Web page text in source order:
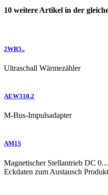
10 weitere Artikel in der
2WR5..
Ultraschall Wärmezähler
AEW310.2
M-Bus-Impulsadapter
AM1S
Magnetischer Stellantrieb DC
Eckdaten zum Austausch